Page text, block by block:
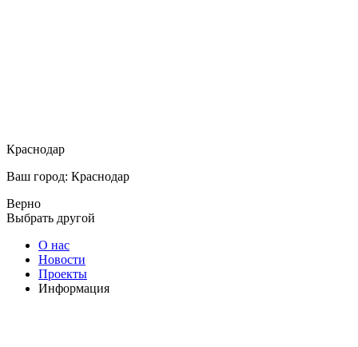
Краснодар
Ваш город: Краснодар
Верно
Выбрать другой
О нас
Новости
Проекты
Информация